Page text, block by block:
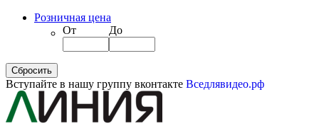
Розничная цена
От
До
Вступайте в нашу группу вконтакте Вседлявидео.рф